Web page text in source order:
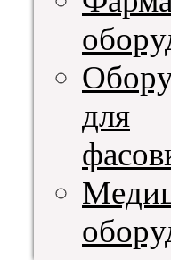
для